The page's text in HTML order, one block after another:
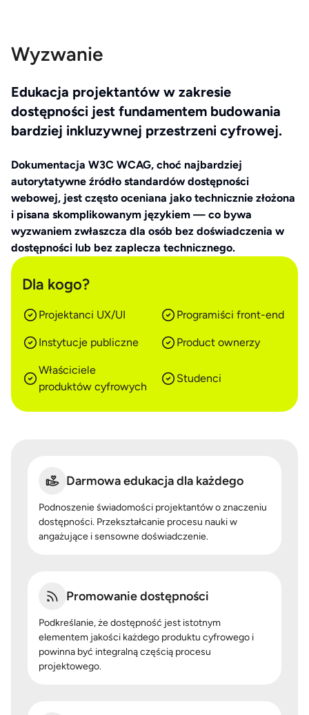
Wyzwanie
Edukacja projektantów w zakresie
dostępności jest fundamentem budowania
bardziej inkluzywnej przestrzeni cyfrowej.
Dokumentacja W3C WCAG, choć najbardziej
autorytatywne źródło standardów dostępności
webowej, jest często oceniana jako technicznie złożona
i pisana skomplikowanym językiem — co bywa
wyzwaniem zwłaszcza dla osób bez doświadczenia w
dostępności lub bez zaplecza technicznego.
Dla kogo?
Projektanci UX/UI Programiści front-end
Instytucje publiczne Product ownerzy
Właściciele
produktów cyfrowych
Studenci
Darmowa edukacja dla każdego
Podnoszenie świadomości projektantów o znaczeniu
dostępności. Przekształcanie procesu nauki w
angażujące i sensowne doświadczenie.
Promowanie dostępności
Podkreślanie, że dostępność jest istotnym
elementem jakości każdego produktu cyfrowego i
powinna być integralną częścią procesu
projektowego.